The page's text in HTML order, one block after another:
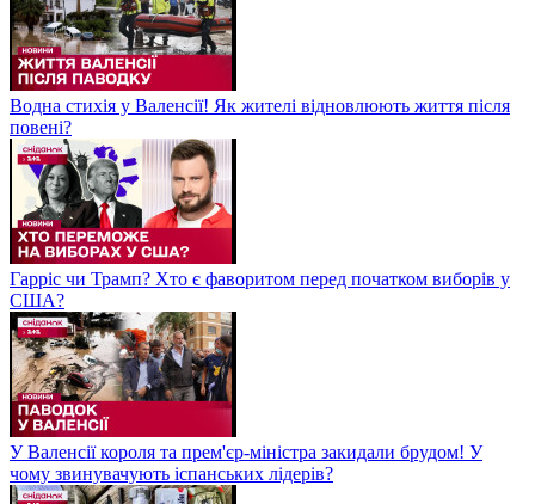
Водна стихія у Валенсії! Як жителі відновлюють життя після
повені?
Гарріс чи Трамп? Хто є фаворитом перед початком виборів у
США?
У Валенсії короля та прем'єр-міністра закидали брудом! У
чому звинувачують іспанських лідерів?